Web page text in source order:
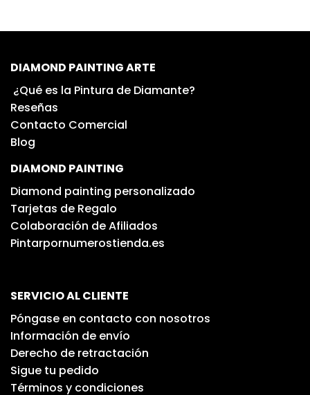
DIAMOND PAINTING ARTE
¿Qué es la Pintura de Diamante?
Reseñas
Contacto Comercial
Blog
DIAMOND PAINTING
Diamond painting personalizado
Tarjetas de Regalo
Colaboración de Afiliados
Pintarpornumerostienda.es
SERVICIO AL CLIENTE
Póngase en contacto con nosotros
Información de envío
Derecho de retractación
Sigue tu pedido
Términos y condiciones